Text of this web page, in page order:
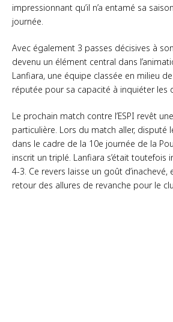
impressionnant qu’il n’a entamé sa
journée.
Avec également 3 passes décisives à
devenu un élément central dans
Lanfiara, une équipe classée en milieu
réputée pour sa capacité à inquiéter les
Le prochain match contre l’ESPI revêt
particulière. Lors du match aller, disputé
dans le cadre de la 10e journée de la
inscrit un triplé. Lanfiara s’était toutefois
4-3. Ce revers laisse un goût
retour des allures de revanche pour le